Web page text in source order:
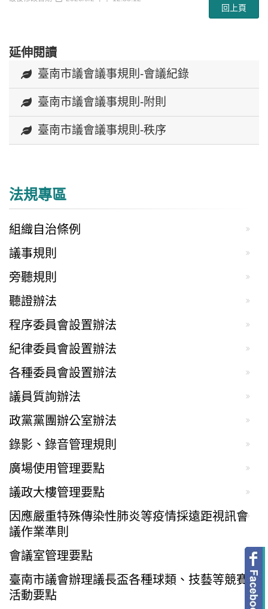
回上頁
延伸閱讀
臺南市議會議事規則-會議紀錄
臺南市議會議事規則-附則
臺南市議會議事規則-秩序
法規專區
組織自治條例
議事規則
旁聽規則
聽證辦法
程序委員會設置辦法
紀律委員會設置辦法
各種委員會設置辦法
議員質詢辦法
政黨黨團辦公室辦法
錄影、錄音管理規則
廣場使用管理要點
議政大樓管理要點
因應嚴重特殊傳染性肺炎等疫情採遠距視訊會
議作業準則
會議室管理要點
臺南市議會辦理議長盃各種球類、技藝等競賽
活動要點